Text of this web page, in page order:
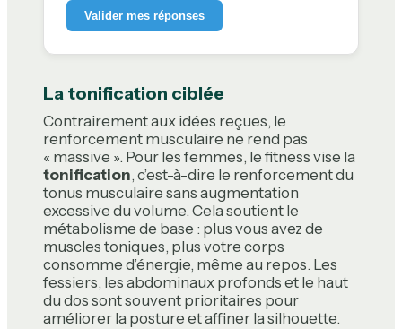
Valider mes réponses
La tonification ciblée
Contrairement aux idées reçues, le
renforcement musculaire ne rend pas
« massive ». Pour les femmes, le fitness vise la
tonification, c’est-à-dire le renforcement du
tonus musculaire sans augmentation
excessive du volume. Cela soutient le
métabolisme de base : plus vous avez de
muscles toniques, plus votre corps
consomme d’énergie, même au repos. Les
fessiers, les abdominaux profonds et le haut
du dos sont souvent prioritaires pour
améliorer la posture et affiner la silhouette.